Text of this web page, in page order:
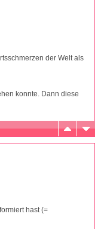
der Welt als
konnte. Dann diese
hast (=